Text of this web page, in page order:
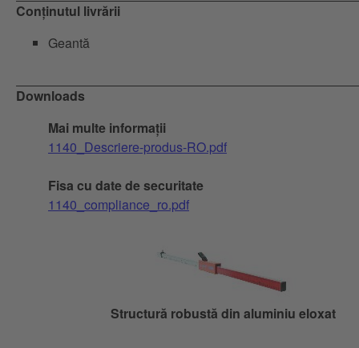
Conținutul livrării
Geantă
Downloads
Mai multe informații
1140_Descriere-produs-RO.pdf
Fisa cu date de securitate
1140_compliance_ro.pdf
Structură robustă din aluminiu eloxat